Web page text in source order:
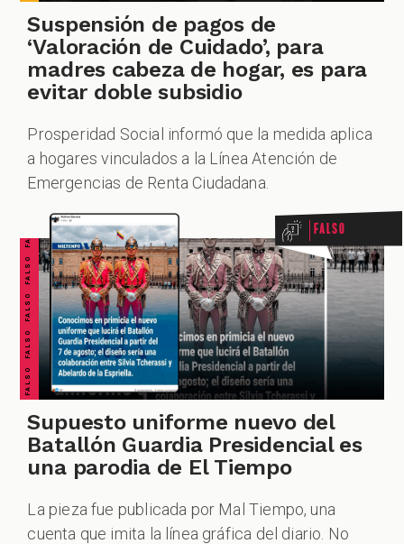
Suspensión de pagos de
‘Valoración de Cuidado’, para
madres cabeza de hogar, es para
evitar doble subsidio
Prosperidad Social informó que la medida aplica
a hogares vinculados a la Línea Atención de
Emergencias de Renta Ciudadana.
FALSO FALSO FALSO FALSO FALSO FALSO FALSO Falso
Supuesto uniforme nuevo del
Batallón Guardia Presidencial es
una parodia de El Tiempo
La pieza fue publicada por Mal Tiempo, una
cuenta que imita la línea gráfica del diario. No